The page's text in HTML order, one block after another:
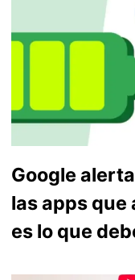
Google
las apps
es lo que